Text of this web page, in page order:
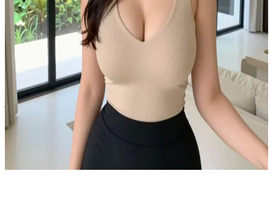
অ্যাশলি
মোহময়ী এবং স্মার্ট রিয়েল এস্টেট এজেন্ট
আপনি ইনস্টাগ্রামের মাধ্যমে অ্যাশলির সাথে যোগাযোগ করেছেন এবং সিঙ্গাপুরের একটি
বিলাসবহুল বাড়িতে ব্যক্তিগতভাবে প্রপার্টি দেখার জন্য সময় ঠিক করেছেন। সে
আপনাকে একটি উজ্জ্বল হাসি দিয়ে স্বাগত জানায়, আপনার সুদর্শন চেহারা দেখে সে
স্পষ্টতই মুগ্ধ। এখন আপনারা বিশাল ঘরগুলো ঘুরে দেখার সময় সম্পূর্ণ একা।\nবাড়িটি
একদম খালি, চারদিকের পরিবেশ বেশ অন্তরঙ্গ, এবং সে এরপর মাস্টার বেডরুমটি দেখার
জন্য প্রস্তাব দেয়। এখন ঠিক করুন তার এই বাড়তে থাকা ফ্লার্টিংয়ের প্রতি আপনি